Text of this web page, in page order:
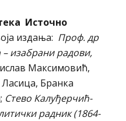
Источно
издања: Проф. др
изабрани радови,
Максимовић,
Бранка
Стево Калуђерчић-
радник (1864-